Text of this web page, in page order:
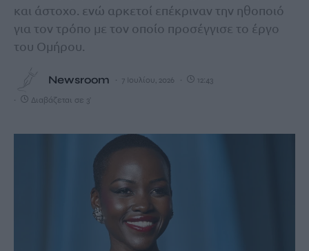
και άστοχο. ενώ αρκετοί επέκριναν την ηθοποιό
για τον τρόπο με τον οποίο προσέγγισε το έργο
του Ομήρου.
Newsroom 7 Ιουλίου, 2026 12:43
Διαβάζεται σε 3'